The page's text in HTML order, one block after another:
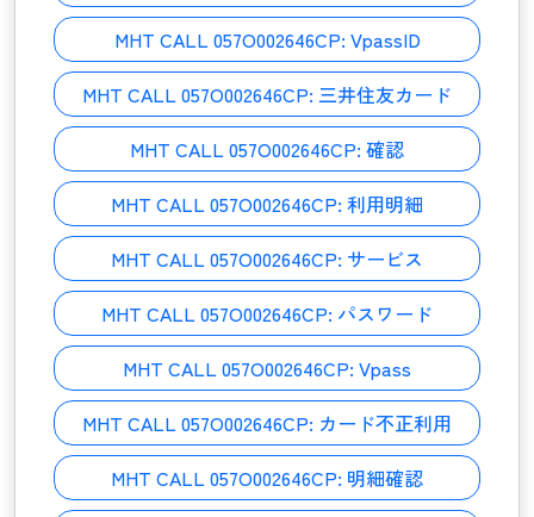
MHT CALL 057O002646CP: VpassID
MHT CALL 057O002646CP: 三井住友カード
MHT CALL 057O002646CP: 確認
MHT CALL 057O002646CP: 利用明細
MHT CALL 057O002646CP: サービス
MHT CALL 057O002646CP: パスワード
MHT CALL 057O002646CP: Vpass
MHT CALL 057O002646CP: カード不正利用
MHT CALL 057O002646CP: 明細確認